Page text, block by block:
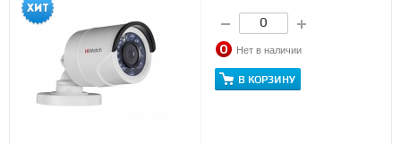
Нет в наличии
В КОРЗИНУ